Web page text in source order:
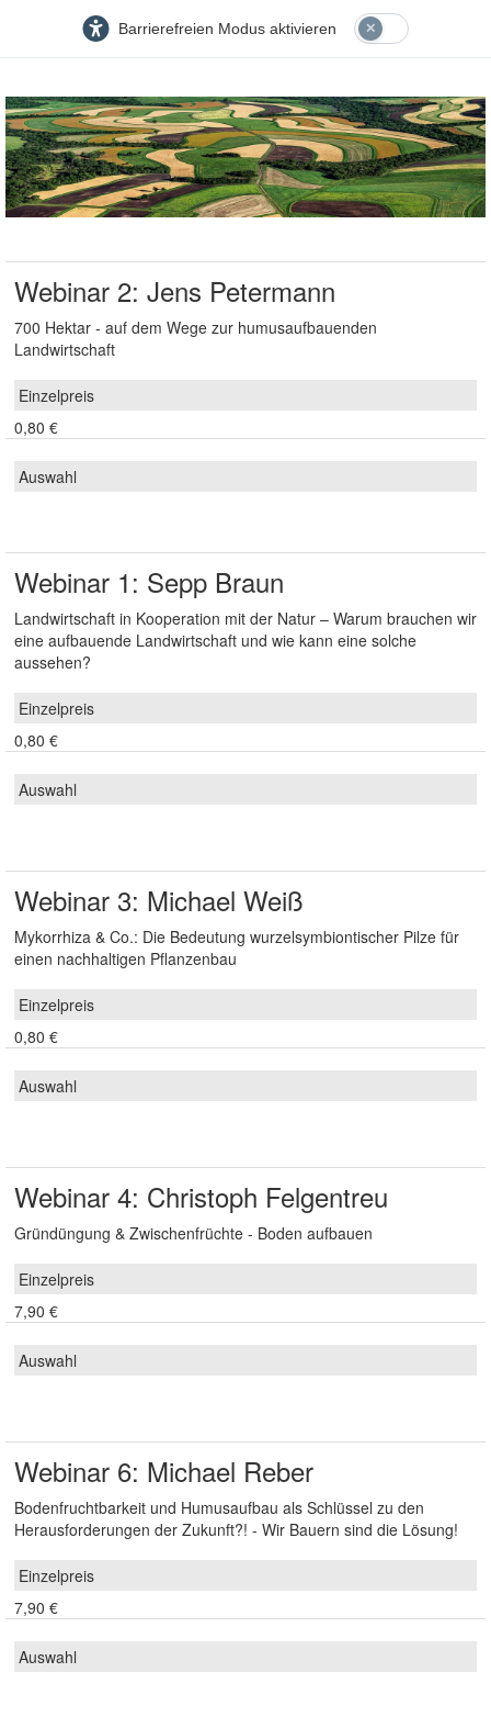
Barrierefreien Modus aktivieren
Webinar 2: Jens Petermann
700 Hektar - auf dem Wege zur humusaufbauenden
Landwirtschaft
0,80 €
Webinar 1: Sepp Braun
Landwirtschaft in Kooperation mit der Natur – Warum brauchen wir
eine aufbauende Landwirtschaft und wie kann eine solche
aussehen?
0,80 €
Webinar 3: Michael Weiß
Mykorrhiza & Co.: Die Bedeutung wurzelsymbiontischer Pilze für
einen nachhaltigen Pflanzenbau
0,80 €
Webinar 4: Christoph Felgentreu
Gründüngung & Zwischenfrüchte - Boden aufbauen
7,90 €
Webinar 6: Michael Reber
Bodenfruchtbarkeit und Humusaufbau als Schlüssel zu den
Herausforderungen der Zukunft?! - Wir Bauern sind die Lösung!
7,90 €